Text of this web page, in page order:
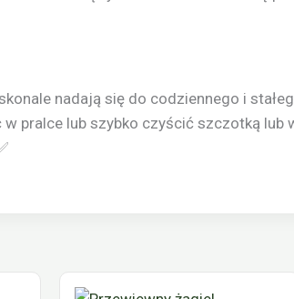
nadają się do codziennego i
w pralce lub szybko czyścić szczotką